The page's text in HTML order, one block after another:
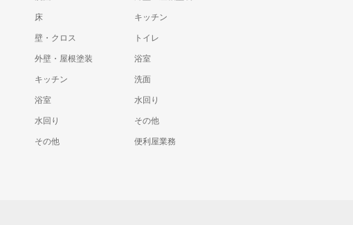
床
壁・クロス
外壁・屋根塗装
キッチン
浴室
水回り
その他
キッチン
トイレ
浴室
洗面
水回り
その他
便利屋業務